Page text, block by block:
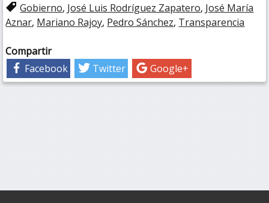
Gobierno, José Luis Rodríguez Zapatero, José María
Aznar, Mariano Rajoy, Pedro Sánchez, Transparencia
Compartir
Facebook
Twitter Google+